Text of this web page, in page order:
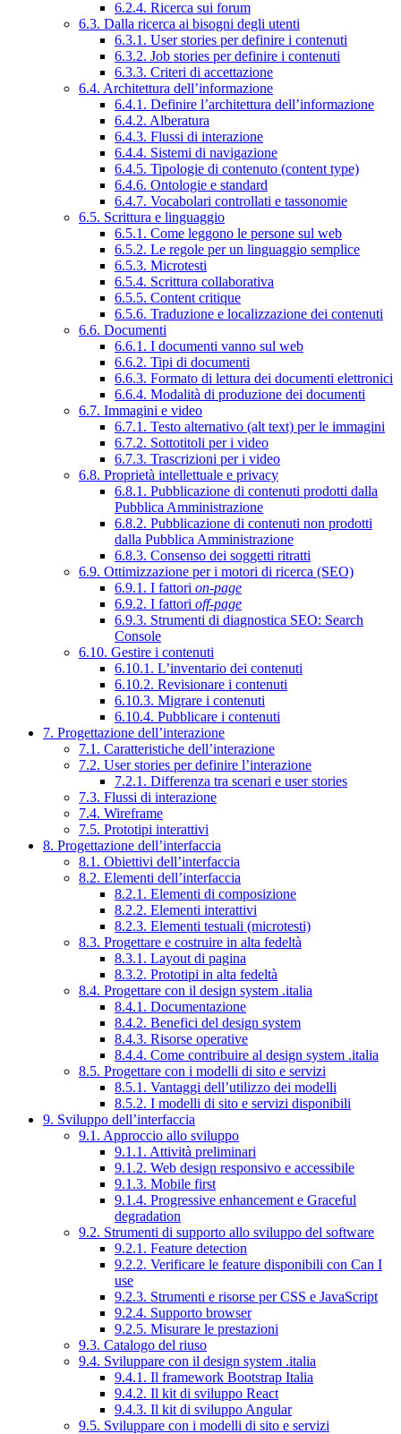
6.2.4. Ricerca sui forum
6.3. Dalla ricerca ai bisogni degli utenti
6.3.1. User stories per definire i contenuti
6.3.2. Job stories per definire i contenuti
6.3.3. Criteri di accettazione
6.4. Architettura dell’informazione
6.4.1. Definire l’architettura dell’informazione
6.4.2. Alberatura
6.4.3. Flussi di interazione
6.4.4. Sistemi di navigazione
6.4.5. Tipologie di contenuto (content type)
6.4.6. Ontologie e standard
6.4.7. Vocabolari controllati e tassonomie
6.5. Scrittura e linguaggio
6.5.1. Come leggono le persone sul web
6.5.2. Le regole per un linguaggio semplice
6.5.3. Microtesti
6.5.4. Scrittura collaborativa
6.5.5. Content critique
6.5.6. Traduzione e localizzazione dei contenuti
6.6. Documenti
6.6.1. I documenti vanno sul web
6.6.2. Tipi di documenti
6.6.3. Formato di lettura dei documenti elettronici
6.6.4. Modalità di produzione dei documenti
6.7. Immagini e video
6.7.1. Testo alternativo (alt text) per le immagini
6.7.2. Sottotitoli per i video
6.7.3. Trascrizioni per i video
6.8. Proprietà intellettuale e privacy
6.8.1. Pubblicazione di contenuti prodotti dalla
Pubblica Amministrazione
6.8.2. Pubblicazione di contenuti non prodotti
dalla Pubblica Amministrazione
6.8.3. Consenso dei soggetti ritratti
6.9. Ottimizzazione per i motori di ricerca (SEO)
6.9.1. I fattori on-page
6.9.2. I fattori off-page
6.9.3. Strumenti di diagnostica SEO: Search
Console
6.10. Gestire i contenuti
6.10.1. L’inventario dei contenuti
6.10.2. Revisionare i contenuti
6.10.3. Migrare i contenuti
6.10.4. Pubblicare i contenuti
7. Progettazione dell’interazione
7.1. Caratteristiche dell’interazione
7.2. User stories per definire l’interazione
7.2.1. Differenza tra scenari e user stories
7.3. Flussi di interazione
7.4. Wireframe
7.5. Prototipi interattivi
8. Progettazione dell’interfaccia
8.1. Obiettivi dell’interfaccia
8.2. Elementi dell’interfaccia
8.2.1. Elementi di composizione
8.2.2. Elementi interattivi
8.2.3. Elementi testuali (microtesti)
8.3. Progettare e costruire in alta fedeltà
8.3.1. Layout di pagina
8.3.2. Prototipi in alta fedeltà
8.4. Progettare con il design system .italia
8.4.1. Documentazione
8.4.2. Benefici del design system
8.4.3. Risorse operative
8.4.4. Come contribuire al design system .italia
8.5. Progettare con i modelli di sito e servizi
8.5.1. Vantaggi dell’utilizzo dei modelli
8.5.2. I modelli di sito e servizi disponibili
9. Sviluppo dell’interfaccia
9.1. Approccio allo sviluppo
9.1.1. Attività preliminari
9.1.2. Web design responsivo e accessibile
9.1.3. Mobile first
9.1.4. Progressive enhancement e Graceful
degradation
9.2. Strumenti di supporto allo sviluppo del software
9.2.1. Feature detection
9.2.2. Verificare le feature disponibili con Can I
use
9.2.3. Strumenti e risorse per CSS e JavaScript
9.2.4. Supporto browser
9.2.5. Misurare le prestazioni
9.3. Catalogo del riuso
9.4. Sviluppare con il design system .italia
9.4.1. Il framework Bootstrap Italia
9.4.2. Il kit di sviluppo React
9.4.3. Il kit di sviluppo Angular
9.5. Sviluppare con i modelli di sito e servizi